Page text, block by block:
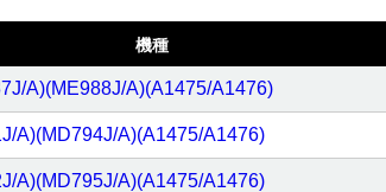
機種
A)(ME988J/A)(A1475/A1476)
A)(MD794J/A)(A1475/A1476)
A)(MD795J/A)(A1475/A1476)